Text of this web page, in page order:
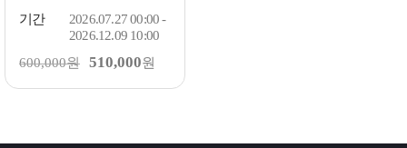
기간
2026.07.27 00:00 -
2026.12.09 10:00
600,000원
510,000원